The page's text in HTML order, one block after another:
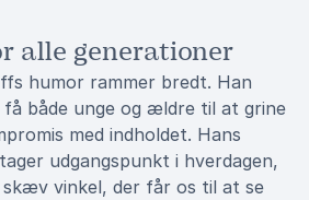
alle generationer
humor rammer bredt. Han
både unge og ældre til at grine
med indholdet. Hans
udgangspunkt i hverdagen,
vinkel, der får os til at se